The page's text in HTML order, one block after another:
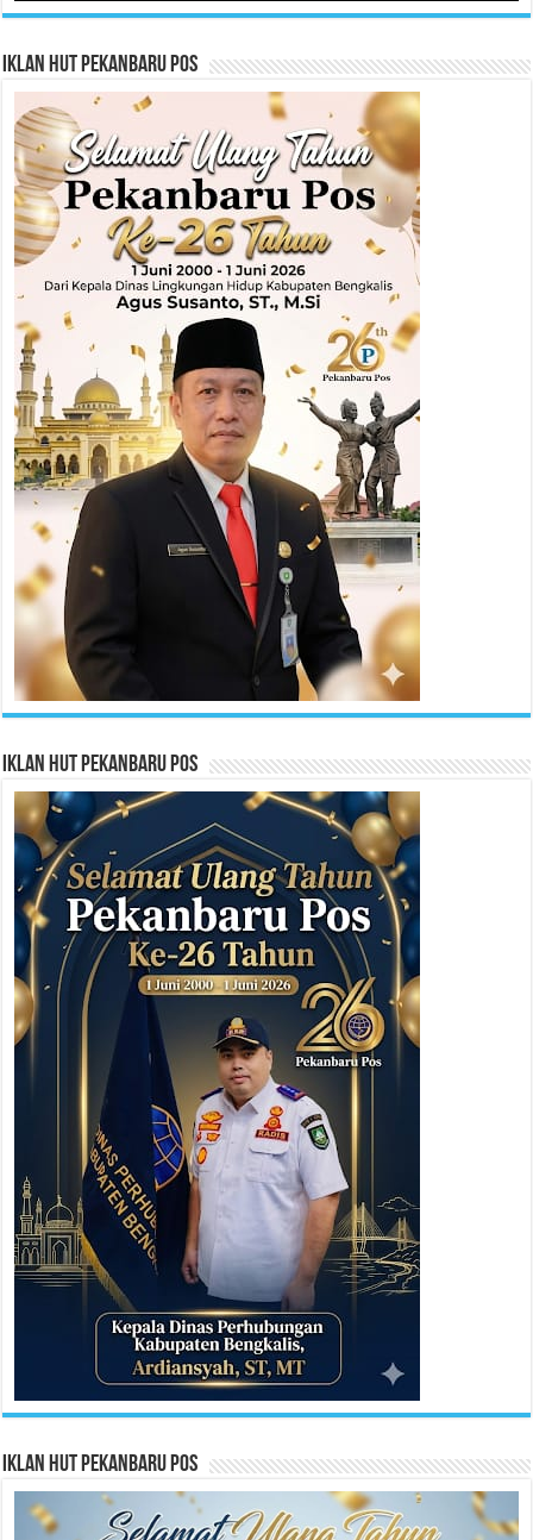
Iklan HUT Pekanbaru Pos
Iklan HUT Pekanbaru Pos
Iklan HUT Pekanbaru Pos